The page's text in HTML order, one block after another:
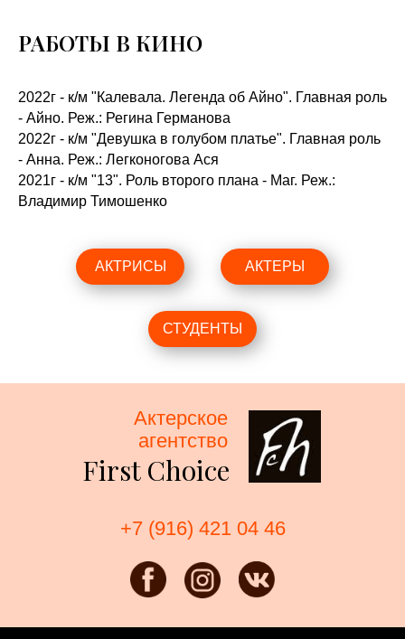
РАБОТЫ В КИНО
2022г - к/м "Калевала. Легенда об Айно". Главная роль
- Айно. Реж.: Регина Германова
2022г - к/м "Девушка в голубом платье". Главная роль
- Анна. Реж.: Легконогова Ася
2021г - к/м "13". Роль второго плана - Маг. Реж.:
Владимир Тимошенко
АКТЕРЫ
АКТРИСЫ
СТУДЕНТЫ
Актерское
агентство
First Choice
+7 (916) 421 04 46